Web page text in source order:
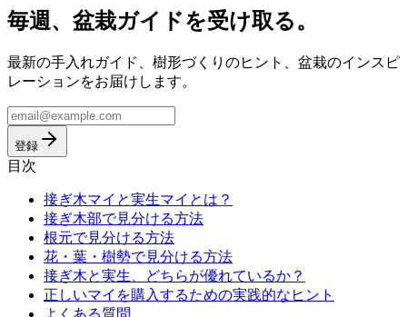
毎週、盆栽ガイドを受け取る。
最新の手入れガイド、樹形づくりのヒント、盆栽のインスピ
レーションをお届けします。
登録
目次
接ぎ木マイと実生マイとは？
接ぎ木部で見分ける方法
根元で見分ける方法
花・葉・樹勢で見分ける方法
接ぎ木と実生、どちらが優れているか？
正しいマイを購入するための実践的なヒント